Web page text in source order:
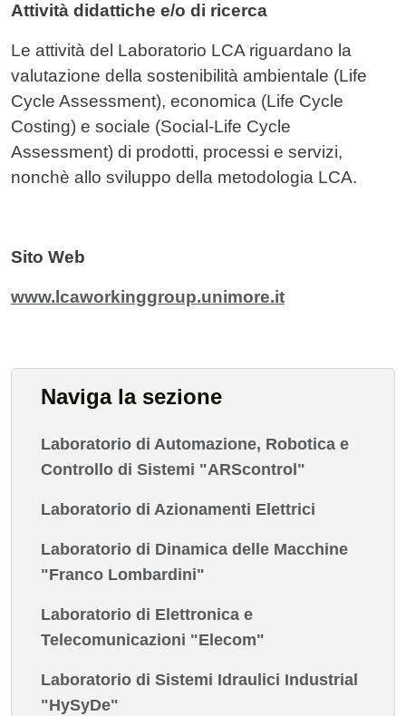
Attività didattiche e/o di ricerca
Le attività del Laboratorio LCA riguardano la
valutazione della sostenibilità ambientale (Life
Cycle Assessment), economica (Life Cycle
Costing) e sociale (Social-Life Cycle
Assessment) di prodotti, processi e servizi,
nonchè allo sviluppo della metodologia LCA.
Sito Web
www.lcaworkinggroup.unimore.it
Naviga la sezione
Laboratorio di Automazione, Robotica e
Controllo di Sistemi "ARScontrol"
Laboratorio di Azionamenti Elettrici
Laboratorio di Dinamica delle Macchine
"Franco Lombardini"
Laboratorio di Elettronica e
Telecomunicazioni "Elecom"
Laboratorio di Sistemi Idraulici Industrial
"HySyDe"